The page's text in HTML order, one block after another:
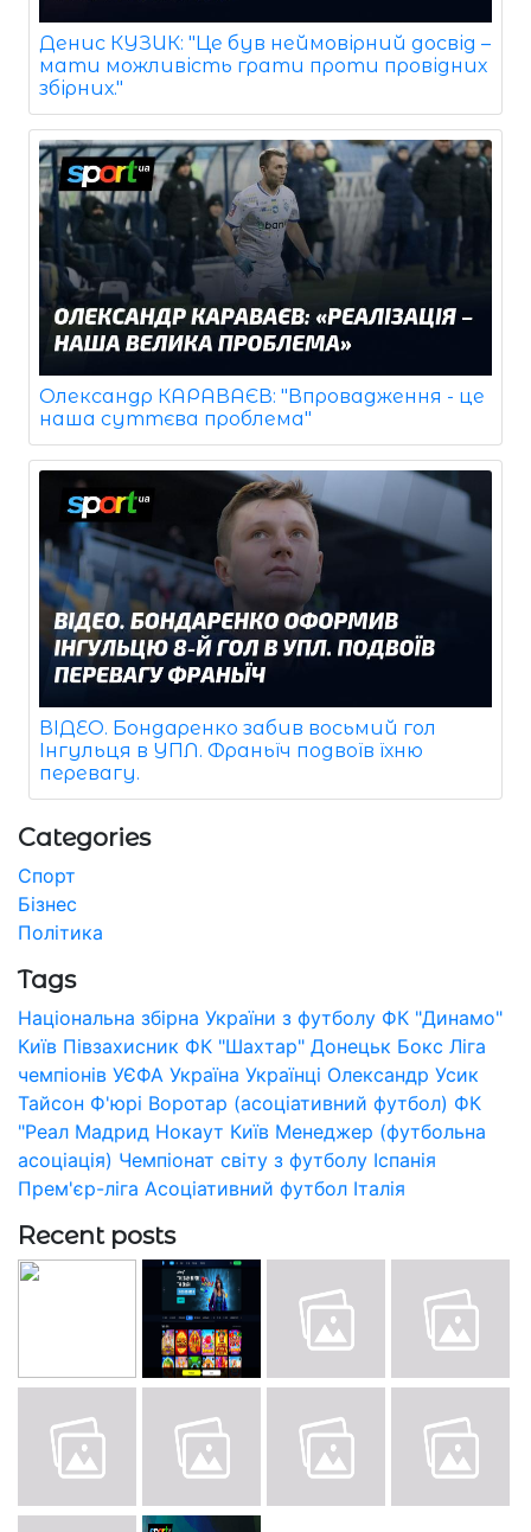
Денис КУЗИК: "Це був неймовірний досвід –
мати можливість грати проти провідних
збірних."
Олександр КАРАВАЄВ: "Впровадження - це
наша суттєва проблема"
ВІДЕО. Бондаренко забив восьмий гол
Інгульця в УПЛ. Франьїч подвоїв їхню
перевагу.
Categories
Спорт
Бізнес
Політика
Tags
Національна збірна України з футболу ФК "Динамо"
Київ Півзахисник ФК "Шахтар" Донецьк Бокс Ліга
чемпіонів УЄФА Україна Українці Олександр Усик
Тайсон Ф'юрі Воротар (асоціативний футбол) ФК
"Реал Мадрид Нокаут Київ Менеджер (футбольна
асоціація) Чемпіонат світу з футболу Іспанія
Прем'єр-ліга Асоціативний футбол Італія
Recent posts